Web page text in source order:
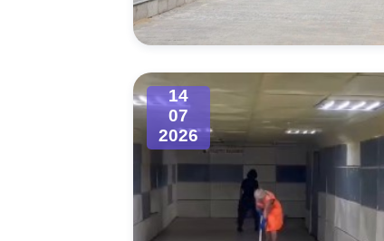
14
07
2026